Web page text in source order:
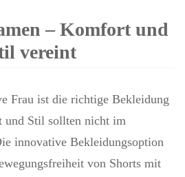
– Komfort und
vereint
Frau ist die richtige Bekleidung
und Stil sollten nicht im
innovative Bekleidungsoption
von Shorts mit